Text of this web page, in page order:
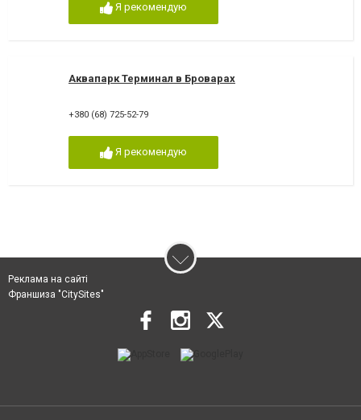
Я рекомендую
Аквапарк Терминал в Броварах
+380 (68) 725-52-79
Я рекомендую
Реклама на сайті
Франшиза "CitySites"